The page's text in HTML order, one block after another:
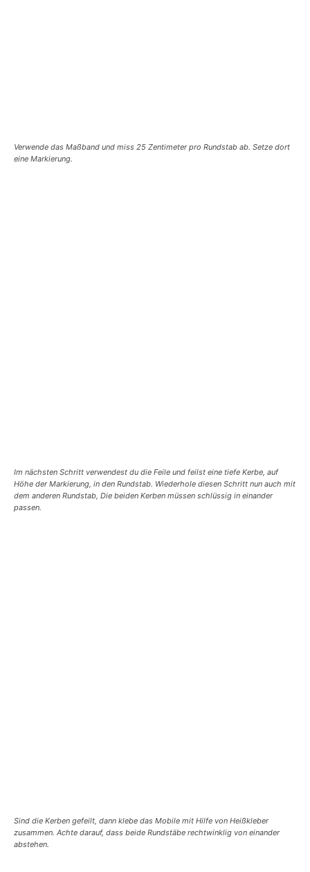
Verwende das Maßband und miss 25 Zentimeter pro Rundstab ab. Setze dort
eine Markierung.
Im nächsten Schritt verwendest du die Feile und feilst eine tiefe Kerbe, auf
Höhe der Markierung, in den Rundstab. Wiederhole diesen Schritt nun auch mit
dem anderen Rundstab, Die beiden Kerben müssen schlüssig in einander
passen.
Sind die Kerben gefeilt, dann klebe das Mobile mit Hilfe von Heißkleber
zusammen. Achte darauf, dass beide Rundstäbe rechtwinklig von einander
abstehen.